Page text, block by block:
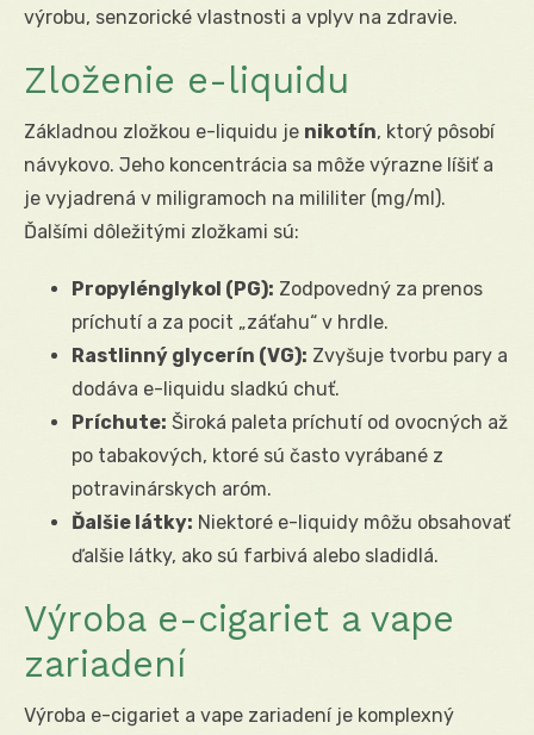
výrobu, senzorické vlastnosti a vplyv na zdravie.
Zloženie e-liquidu
Základnou zložkou e-liquidu je nikotín, ktorý pôsobí
návykovo. Jeho koncentrácia sa môže výrazne líšiť a
je vyjadrená v miligramoch na mililiter (mg/ml).
Ďalšími dôležitými zložkami sú:
Propylénglykol (PG): Zodpovedný za prenos
príchutí a za pocit „záťahu“ v hrdle.
Rastlinný glycerín (VG): Zvyšuje tvorbu pary a
dodáva e-liquidu sladkú chuť.
Príchute: Široká paleta príchutí od ovocných až
po tabakových, ktoré sú často vyrábané z
potravinárskych aróm.
Ďalšie látky: Niektoré e-liquidy môžu obsahovať
ďalšie látky, ako sú farbivá alebo sladidlá.
Výroba e-cigariet a vape
zariadení
Výroba e-cigariet a vape zariadení je komplexný